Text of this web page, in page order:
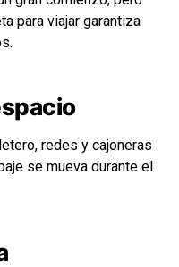
para viajar garantiza
redes y cajoneras
se mueva durante el